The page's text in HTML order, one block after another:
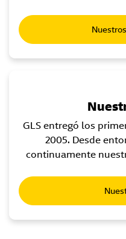
GLS entregó los
2005. Desde
continuamente